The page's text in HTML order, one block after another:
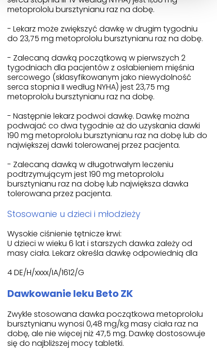
metoprololu bursztynianu raz na dobę.
- Lekarz może zwiększyć dawkę w drugim tygodniu
do 23,75 mg metoprololu bursztynianu raz na dobę.
- Zalecaną dawką początkową w pierwszych 2
tygodniach dla pacjentów z osłabieniem mięśnia
sercowego (sklasyfikowanym jako niewydolność
serca stopnia II według NYHA) jest 23,75 mg
metoprololu bursztynianu raz na dobę.
- Następnie lekarz podwoi dawkę. Dawkę można
podwajać co dwa tygodnie aż do uzyskania dawki
190 mg metoprololu bursztynianu raz na dobę lub do
największej dawki tolerowanej przez pacjenta.
- Zalecaną dawką w długotrwałym leczeniu
podtrzymującym jest 190 mg metoprololu
bursztynianu raz na dobę lub największa dawka
tolerowana przez pacjenta.
Stosowanie u dzieci i młodzieży
Wysokie ciśnienie tętnicze krwi:
U dzieci w wieku 6 lat i starszych dawka zależy od
masy ciała. Lekarz określa dawkę odpowiednią dla
4 DE/H/xxxx/IA/1612/G
Dawkowanie leku Beto ZK
Zwykle stosowana dawka początkowa metoprololu
bursztynianu wynosi 0,48 mg/kg masy ciała raz na
dobę, ale nie więcej niż 47,5 mg. Dawkę dostosowuje
się do najbliższej mocy tabletki.